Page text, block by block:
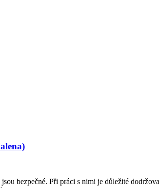
bezpečné. Při práci s nimi je důležité